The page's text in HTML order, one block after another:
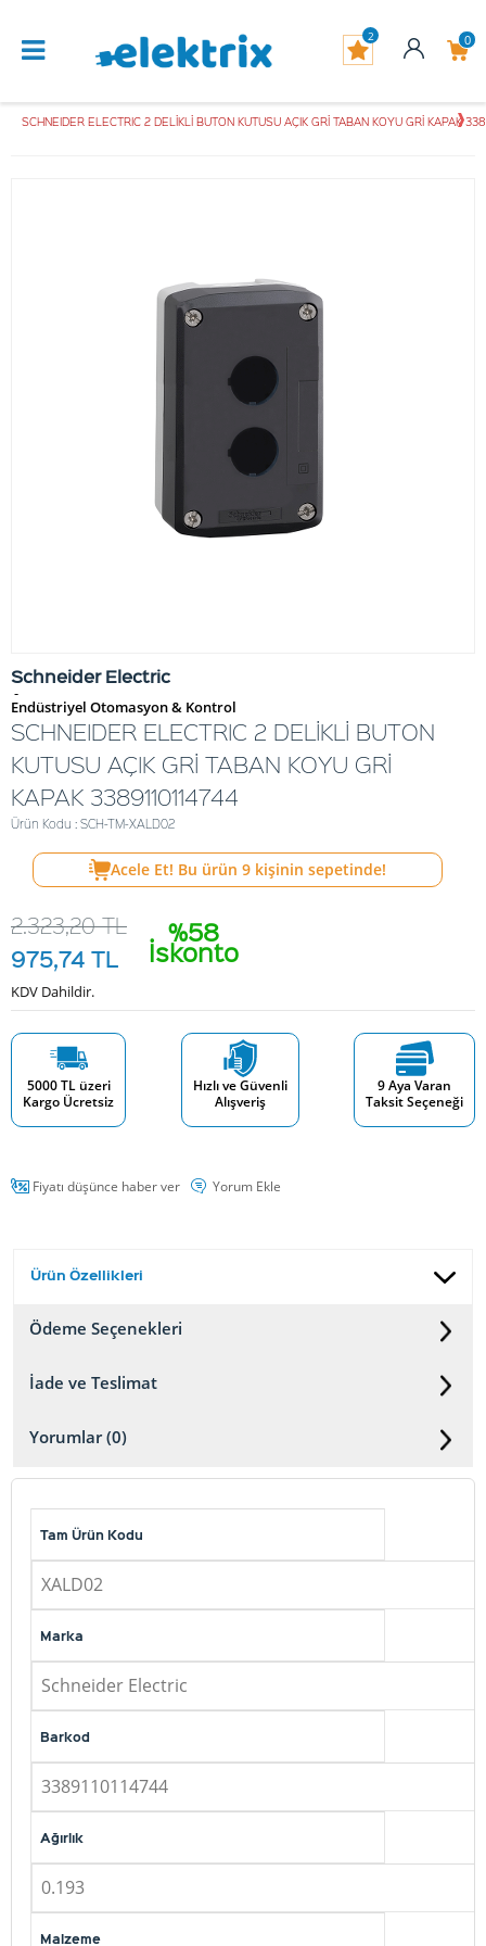
0
2
SCHNEIDER ELECTRIC 2 DELİKLİ BUTON KUTUSU AÇIK GRİ TABAN KOYU GRİ KAPAK
Schneider Electric
-
Endüstriyel Otomasyon & Kontrol
SCHNEIDER ELECTRIC 2 DELİKLİ BUTON
KUTUSU AÇIK GRİ TABAN KOYU GRİ
KAPAK 3389110114744
Ürün Kodu : SCH-TM-XALD02
Acele Et! Bu ürün 9 kişinin sepetinde!
%58
İskonto
2.323,20TL
975,74 TL
KDV Dahildir.
5000 TL üzeri
Kargo Ücretsiz
Hızlı ve Güvenli
Alışveriş
9 Aya Varan
Taksit Seçeneği
Fiyatı düşünce haber ver Yorum Ekle
Ürün Özellikleri
Ödeme Seçenekleri
İade ve Teslimat
Yorumlar (0)
Tam Ürün Kodu
XALD02
Marka
Schneider Electric
Barkod
3389110114744
Ağırlık
0.193
Malzeme